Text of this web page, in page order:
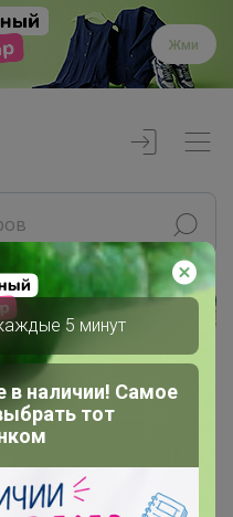
Жми
5 минут
в наличии! Самое
тот